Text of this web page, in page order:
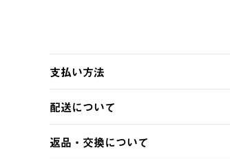
支払い方法
・クレジットカード決済
・Pay-easy決済
配送について
ご注文・ご入金完了より2営業日以内に商
返品・交換について